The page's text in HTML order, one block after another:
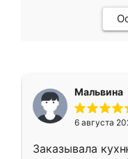
Мальвина
6 августа
Заказывала